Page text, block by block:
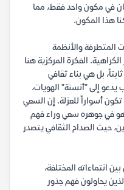
في مكون واحد فقط، مما
هذا المكون.
المتطرفة والأنظمة
الفكرة المركزية هنا
بل هي بناء ثقافي
يدعو إلى "أنسنة" الهويات،
أسواراً للعزلة. إن السعي
في جوهره سعي وراء فهم
حيث الصدام الثقافي يتصدر
انتماءاته المختلفة،
يحاولون فهم جذور